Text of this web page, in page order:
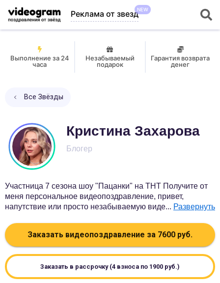
Реклама от звездNEW
Выполнение за 24
часа
Незабываемый
подарок
Гарантия возврата
денег
Все Звёзды
Кристина Захарова
Блогер
Участница 7 сезона шоу "Пацанки" на ТНТ Получите от
меня персональное видеопоздравление, привет,
напутствие или просто незабываемую виде... Развернуть
Заказать видеопоздравление за 7600 руб.
Заказать в рассрочку (4 взноса по 1900 руб.)